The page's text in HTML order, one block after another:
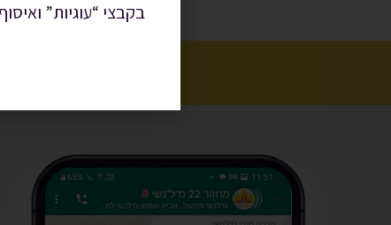
בקבצי “עוגיות”